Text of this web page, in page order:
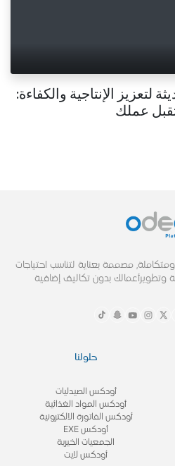
لتعزيز الإنتاجية والكفاءة:
عملك
مصممة بعناية لتناسب احتياجات
وتطويرأعمالك بدون تكاليف إضافية
حلولنا
أودكس الصيدليات
أودكس المواد الغذائية
أودكس الفاتورة الالكترونية
أودكس EXE
الجمعيات الخيرية
أودكس لايت